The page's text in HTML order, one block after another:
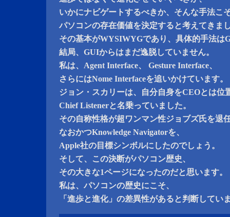
いかにナビゲートするべきか、そんな手法こ
パソコンの存在価値を決定すると考えてきま
その基本がWYSIWYGであり、具体的手法は
結局、GUIからはまだ逸脱していません。
私は、Agent Interface、 Gesture Interface、
さらにはNome Interfaceを追いかけています。
ジョン・スカリーは、自分自身をCEOとは位
Chief Listenerと名乗っていました。
その自称性格が超ワンマン性ジョブズ氏を退
なおかつKnowledge Navigatorを、
Apple社の目標シンボルにしたのでしょう。
そして、この決断がパソコン歴史、
その大きな1ページになったのだと思います。
私は、パソコンの歴史にこそ、
「進歩と進化」の差異性があると判断してい